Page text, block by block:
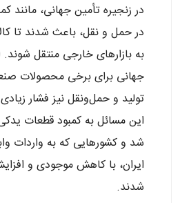
در زنجیره تأمین جهانی، مانند
در حمل و نقل، باعث شدند تا
به بازارهای خارجی منتقل
جهانی برای برخی محصولات
تولید و حمل‌ونقل نیز فشار
این مسائل به کمبود قطعات
شد و کشورهایی که به واردات
ایران، با کاهش موجودی و
شدند.